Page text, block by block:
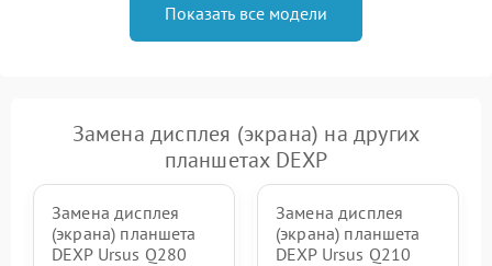
Показать все модели
Замена дисплея (экрана) на других
планшетах DEXP
Замена дисплея
(экрана) планшета
DEXP Ursus Q280
Замена дисплея
(экрана) планшета
DEXP Ursus Q210